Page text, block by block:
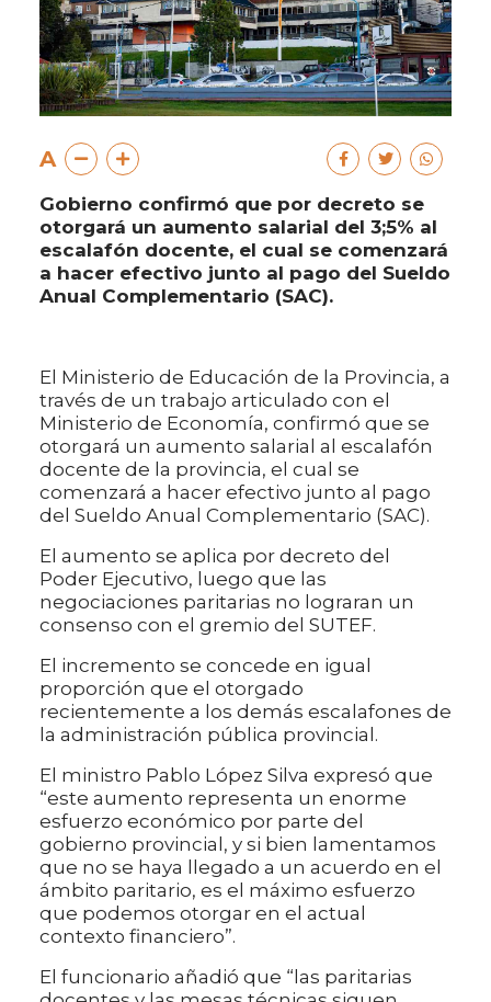
A
Gobierno confirmó que por decreto se
otorgará un aumento salarial del 3;5% al
escalafón docente, el cual se comenzará
a hacer efectivo junto al pago del Sueldo
Anual Complementario (SAC).
El Ministerio de Educación de la Provincia, a
través de un trabajo articulado con el
Ministerio de Economía, confirmó que se
otorgará un aumento salarial al escalafón
docente de la provincia, el cual se
comenzará a hacer efectivo junto al pago
del Sueldo Anual Complementario (SAC).
El aumento se aplica por decreto del
Poder Ejecutivo, luego que las
negociaciones paritarias no lograran un
consenso con el gremio del SUTEF.
El incremento se concede en igual
proporción que el otorgado
recientemente a los demás escalafones de
la administración pública provincial.
El ministro Pablo López Silva expresó que
“este aumento representa un enorme
esfuerzo económico por parte del
gobierno provincial, y si bien lamentamos
que no se haya llegado a un acuerdo en el
ámbito paritario, es el máximo esfuerzo
que podemos otorgar en el actual
contexto financiero”.
El funcionario añadió que “las paritarias